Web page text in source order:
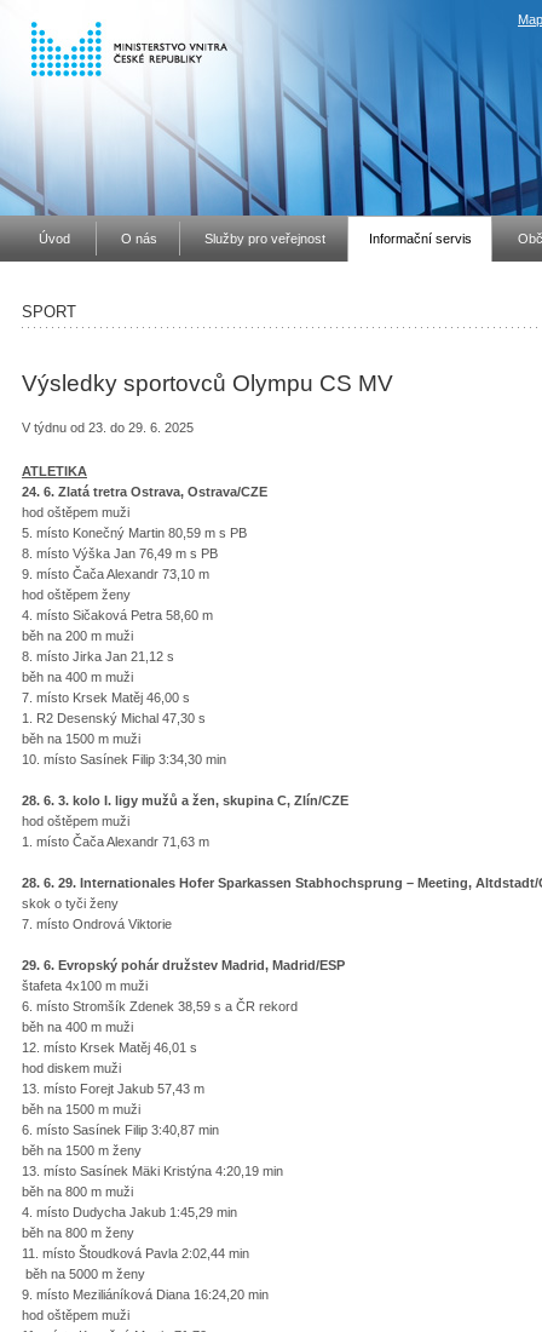
Úvod O nás Služby pro veřejnost Informační servis
SPORT
Výsledky sportovců Olympu CS MV
V týdnu od 23. do 29. 6. 2025
ATLETIKA
24. 6. Zlatá tretra Ostrava, Ostrava/CZE
hod oštěpem muži
5. místo Konečný Martin 80,59 m s PB
8. místo Výška Jan 76,49 m s PB
9. místo Čača Alexandr 73,10 m
hod oštěpem ženy
4. místo Sičaková Petra 58,60 m
běh na 200 m muži
8. místo Jirka Jan 21,12 s
běh na 400 m muži
7. místo Krsek Matěj 46,00 s
1. R2 Desenský Michal 47,30 s
běh na 1500 m muži
10. místo Sasínek Filip 3:34,30 min
28. 6. 3. kolo I. ligy mužů a žen, skupina C, Zlín/CZE
hod oštěpem muži
1. místo Čača Alexandr 71,63 m
28. 6. 29. Internationales Hofer Sparkassen Stabhochsprung – Meeting, Altdstadt/
skok o tyči ženy
7. místo Ondrová Viktorie
29. 6. Evropský pohár družstev Madrid, Madrid/ESP
štafeta 4x100 m muži
6. místo Stromšík Zdenek 38,59 s a ČR rekord
běh na 400 m muži
12. místo Krsek Matěj 46,01 s
hod diskem muži
13. místo Forejt Jakub 57,43 m
běh na 1500 m muži
6. místo Sasínek Filip 3:40,87 min
běh na 1500 m ženy
13. místo Sasínek Mäki Kristýna 4:20,19 min
běh na 800 m muži
4. místo Dudycha Jakub 1:45,29 min
běh na 800 m ženy
11. místo Štoudková Pavla 2:02,44 min
běh na 5000 m ženy
9. místo Meziliáníková Diana 16:24,20 min
hod oštěpem muži